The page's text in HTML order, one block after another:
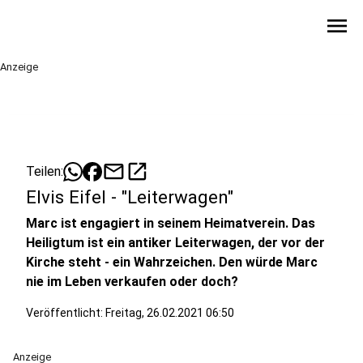
menu
Anzeige
Teilen: mailopen_in_new
Elvis Eifel - "Leiterwagen"
Marc ist engagiert in seinem Heimatverein. Das
Heiligtum ist ein antiker Leiterwagen, der vor der
Kirche steht - ein Wahrzeichen. Den würde Marc
nie im Leben verkaufen oder doch?
Veröffentlicht: Freitag, 26.02.2021 06:50
Anzeige